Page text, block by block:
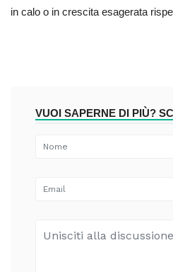
in calo o in crescita esagerata
VUOI SAPERNE DI PIÙ?